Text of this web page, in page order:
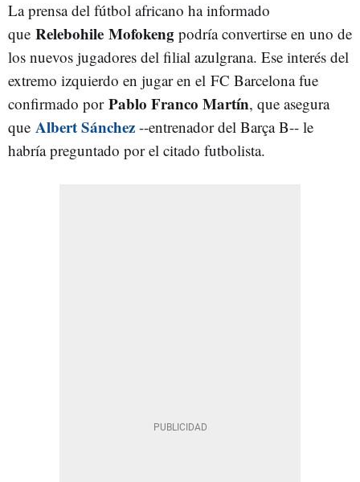
La prensa del fútbol africano ha informado
que Relebohile Mofokeng podría convertirse en uno de
los nuevos jugadores del filial azulgrana. Ese interés del
extremo izquierdo en jugar en el FC Barcelona fue
confirmado por Pablo Franco Martín, que asegura
que Albert Sánchez --entrenador del Barça B-- le
habría preguntado por el citado futbolista.